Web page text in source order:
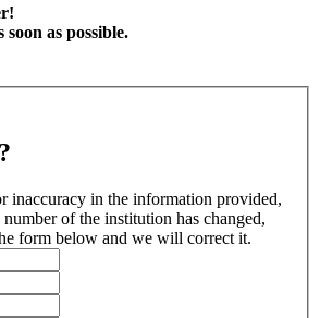
as possible.
inaccuracy in the information provided,
number of the institution has changed,
form below and we will correct it.